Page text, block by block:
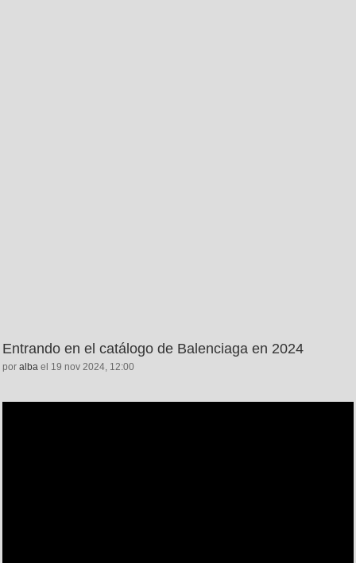
Entrando en el catálogo de Balenciaga en 2024
por alba el 19 nov 2024, 12:00